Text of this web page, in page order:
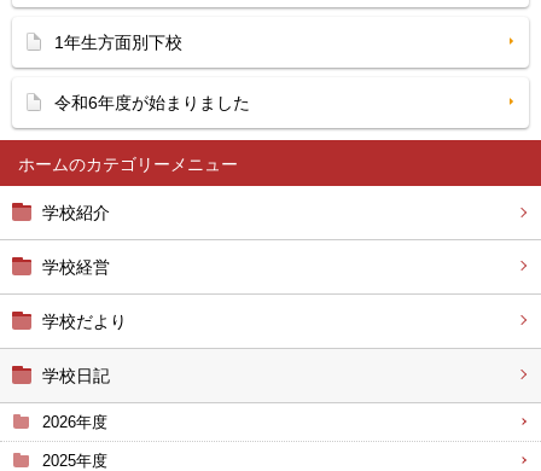
ホーム
学校紹介
学校経営
学校だより
学校日記
2026年度
2025年度
1年生方面別下校
令和6年度が始まりました